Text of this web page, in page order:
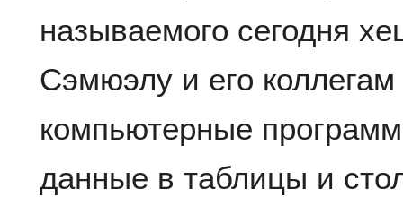
называемого сегодня
Сэмюэлу и его
компьютерные
данные в таблицы и